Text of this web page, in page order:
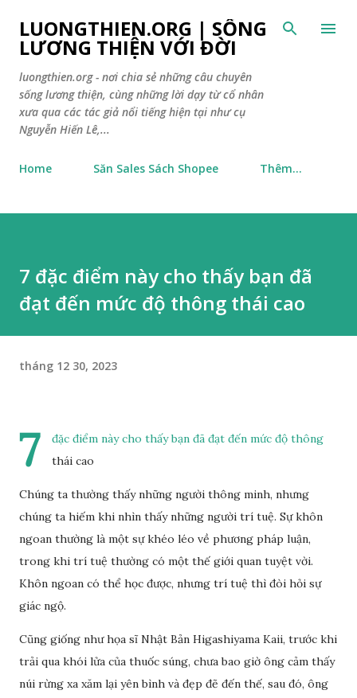
Chuyển đến nội dung chính
LUONGTHIEN.ORG | SỐNG
LƯƠNG THIỆN VỚI ĐỜI
luongthien.org - nơi chia sẻ những câu chuyên
sống lương thiện, cùng những lời dạy từ cổ nhân
xưa qua các tác giả nổi tiếng hiện tại như cụ
Nguyễn Hiến Lê,...
Home Săn Sales Sách Shopee Thêm…
7 đặc điểm này cho thấy bạn đã
đạt đến mức độ thông thái cao
tháng 12 30, 2023
7
đặc điểm này cho thấy bạn đã đạt đến mức độ thông
thái cao
Chúng ta thường thấy những người thông minh, nhưng
chúng ta hiếm khi nhìn thấy những người trí tuệ. Sự khôn
ngoan thường là một sự khéo léo về phương pháp luận,
trong khi trí tuệ thường có một thế giới quan tuyệt vời.
Khôn ngoan có thể học được, nhưng trí tuệ thì đòi hỏi sự
giác ngộ.
Cũng giống như họa sĩ Nhật Bản Higashiyama Kaii, trước khi
trải qua khói lửa của thuốc súng, chưa bao giờ ông cảm thấy
núi rừng xa xăm lại yên bình và đẹp đẽ đến thế, sau đó, ông